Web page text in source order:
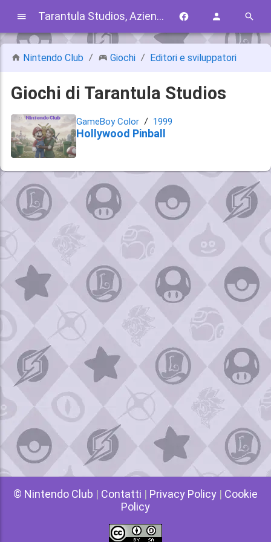
Tarantula Studios, Azienda
Nintendo Club Giochi Editori e sviluppatori
Giochi di Tarantula Studios
GameBoy Color 1999
Hollywood Pinball
© Nintendo Club | Contatti | Privacy Policy | Cookie
Policy